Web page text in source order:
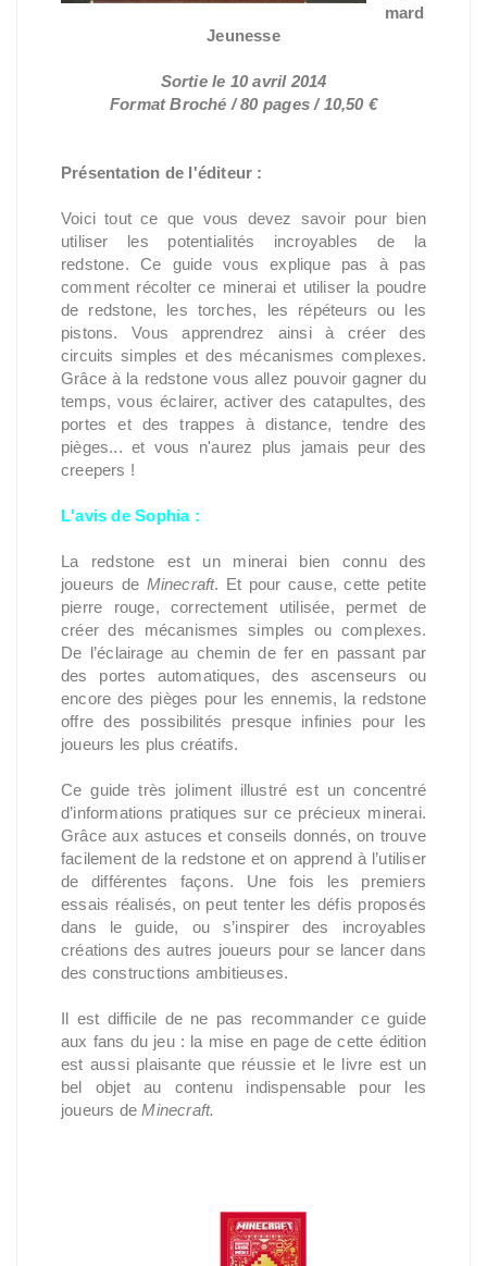
mard
Jeunesse
Sortie le 10 avril 2014
Format Broché / 80 pages / 10,50 €
Présentation de l'éditeur :
Voici tout ce que vous devez savoir pour bien
utiliser les potentialités incroyables de la
redstone. Ce guide vous explique pas à pas
comment récolter ce minerai et utiliser la poudre
de redstone, les torches, les répéteurs ou les
pistons. Vous apprendrez ainsi à créer des
circuits simples et des mécanismes complexes.
Grâce à la redstone vous allez pouvoir gagner du
temps, vous éclairer, activer des catapultes, des
portes et des trappes à distance, tendre des
pièges... et vous n'aurez plus jamais peur des
creepers !
L'avis de Sophia :
La redstone est un minerai bien connu des
joueurs de Minecraft. Et pour cause, cette petite
pierre rouge, correctement utilisée, permet de
créer des mécanismes simples ou complexes.
De l’éclairage au chemin de fer en passant par
des portes automatiques, des ascenseurs ou
encore des pièges pour les ennemis, la redstone
offre des possibilités presque infinies pour les
joueurs les plus créatifs.
Ce guide très joliment illustré est un concentré
d’informations pratiques sur ce précieux minerai.
Grâce aux astuces et conseils donnés, on trouve
facilement de la redstone et on apprend à l’utiliser
de différentes façons. Une fois les premiers
essais réalisés, on peut tenter les défis proposés
dans le guide, ou s’inspirer des incroyables
créations des autres joueurs pour se lancer dans
des constructions ambitieuses.
Il est difficile de ne pas recommander ce guide
aux fans du jeu : la mise en page de cette édition
est aussi plaisante que réussie et le livre est un
bel objet au contenu indispensable pour les
joueurs deMinecraft.